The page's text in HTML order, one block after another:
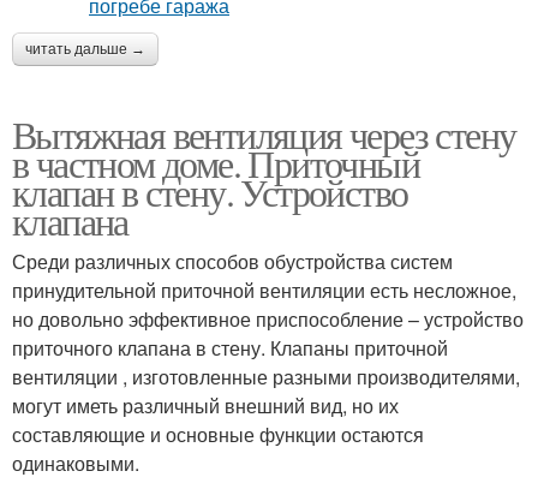
читать дальше →
Вытяжная вентиляция через стену
в частном доме. Приточный
клапан в стену. Устройство
клапана
Среди различных способов обустройства систем
принудительной приточной вентиляции есть несложное,
но довольно эффективное приспособление – устройство
приточного клапана в стену. Клапаны приточной
вентиляции , изготовленные разными производителями,
могут иметь различный внешний вид, но их
составляющие и основные функции остаются
одинаковыми.